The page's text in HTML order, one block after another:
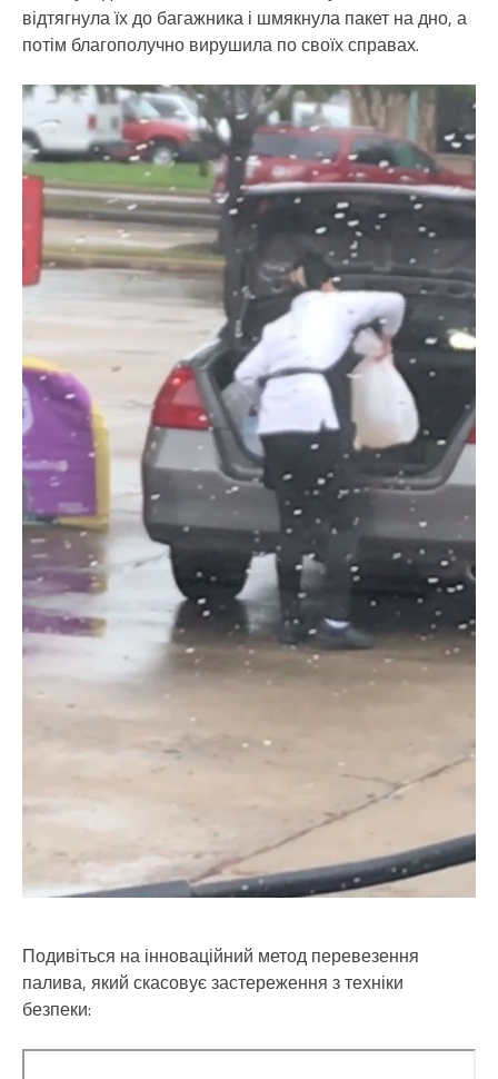
відтягнула їх до багажника і шмякнула пакет на дно, а
потім благополучно вирушила по своїх справах.
Подивіться на інноваційний метод перевезення
палива, який скасовує застереження з техніки
безпеки: